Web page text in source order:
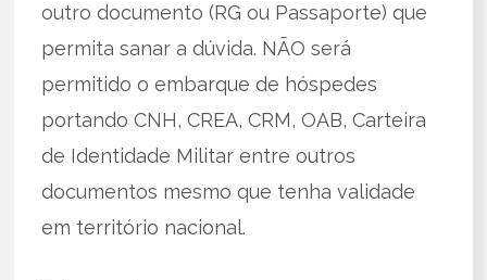
outro documento (RG ou Passaporte) que
permita sanar a dúvida. NÃO será
permitido o embarque de hóspedes
portando CNH, CREA, CRM, OAB, Carteira
de Identidade Militar entre outros
documentos mesmo que tenha validade
em território nacional.